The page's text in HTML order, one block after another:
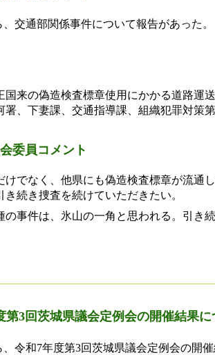
交通部関係事件について報告があった。
国来の偽造検査標章使用にかかる道路運
署、下妻課、交通指導課、組織犯罪対策第
委員コメント
けでなく、他県にも偽造検査標章が流通
き続き捜査を続けていただきたい。
の事件は、氷山の一角と思われる。引き
第3回茨城県議会定例会の開催結果に
令和7年度第3回茨城県議会定例会の開